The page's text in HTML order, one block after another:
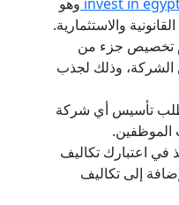
والاستثمارية.
تخصيص جزء من
الشركة، وذلك لجذب
تأسيس أي شركة
الموظفين.
في اعتبارك تكاليف
إلى تكاليف